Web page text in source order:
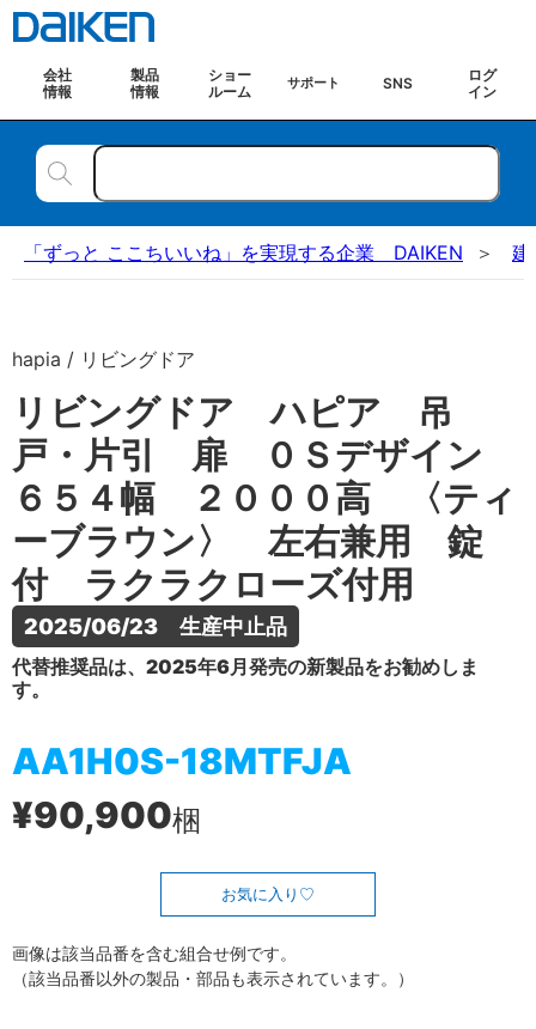
会社
情報
製品
情報
ショー
ルーム
サポート SNS
ログ
イン
「ずっと ここちいいね」を実現する企業 DAIKEN 建
hapia / リビングドア
リビングドア ハピア 吊
戸・片引 扉 ０Ｓデザイン
６５４幅 ２０００高 〈ティ
ーブラウン〉 左右兼用 錠
付 ラクラクローズ付用
2025/06/23　生産中止品
代替推奨品は、2025年6月発売の新製品をお勧めしま
す。
AA1H0S-18MTFJA
¥90,900梱
お気に入り
画像は該当品番を含む組合せ例です。
（該当品番以外の製品・部品も表示されています。）